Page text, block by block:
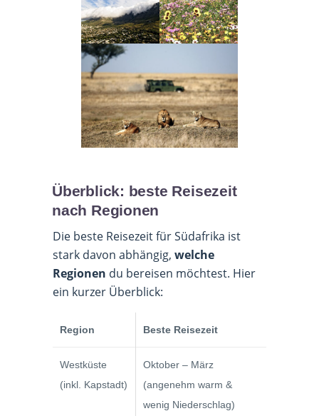
Überblick: beste Reisezeit
nach Regionen
Die beste Reisezeit für Südafrika ist
stark davon abhängig, welche
Regionen du bereisen möchtest. Hier
ein kurzer Überblick:
Region Beste Reisezeit
Westküste
(inkl. Kapstadt)
Oktober – März
(angenehm warm &
wenig Niederschlag)